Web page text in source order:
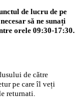
de lucru de pe
să ne sunați
orele 09:30-17:30.
de către
pe care îl veți
returnati.